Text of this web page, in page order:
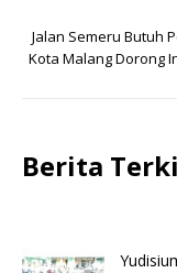
Jalan Semeru Butuh
Kota Malang Dorong
Berita